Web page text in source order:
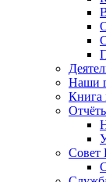
Наши
Книга
Совет